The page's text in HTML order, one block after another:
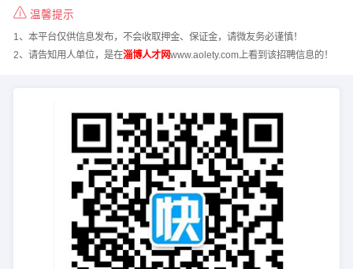
温馨提示
1、本平台仅供信息发布，不会收取押金、保证金，请微友务必谨慎！
2、请告知用人单位，是在淄博人才网www.aolety.com上看到该招聘信息的！